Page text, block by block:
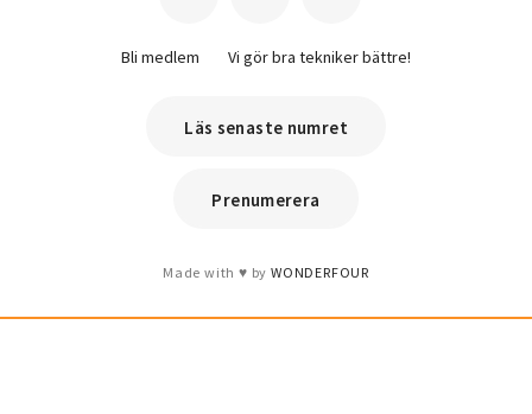
Bli medlem Vi gör bra tekniker bättre!
Läs senaste numret
Prenumerera
Made with by WONDERFOUR